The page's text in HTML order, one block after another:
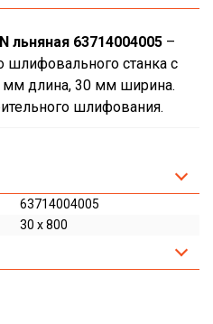
льняная 63714004005 –
шлифовального станка с
мм длина, 30 мм ширина.
шлифования.
63714004005
30 x 800